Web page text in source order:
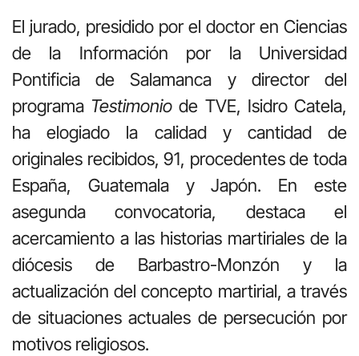
El jurado, presidido por el doctor en Ciencias
de la Información por la Universidad
Pontificia de Salamanca y director del
programa Testimoniode TVE, Isidro Catela,
ha elogiado la calidad y cantidad de
originales recibidos, 91, procedentes de toda
España, Guatemala y Japón. En este
asegunda convocatoria, destaca el
acercamiento a las historias martiriales de la
diócesis de Barbastro-Monzón y la
actualización del concepto martirial, a través
de situaciones actuales de persecución por
motivos religiosos.